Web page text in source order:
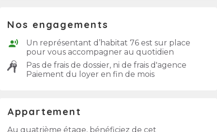
Nos engagements
Un représentant d’habitat 76 est sur place
pour vous accompagner au quotidien
Pas de frais de dossier, ni de frais d'agence
Paiement du loyer en fin de mois
Appartement
Au quatrième étage, bénéficiez de cet